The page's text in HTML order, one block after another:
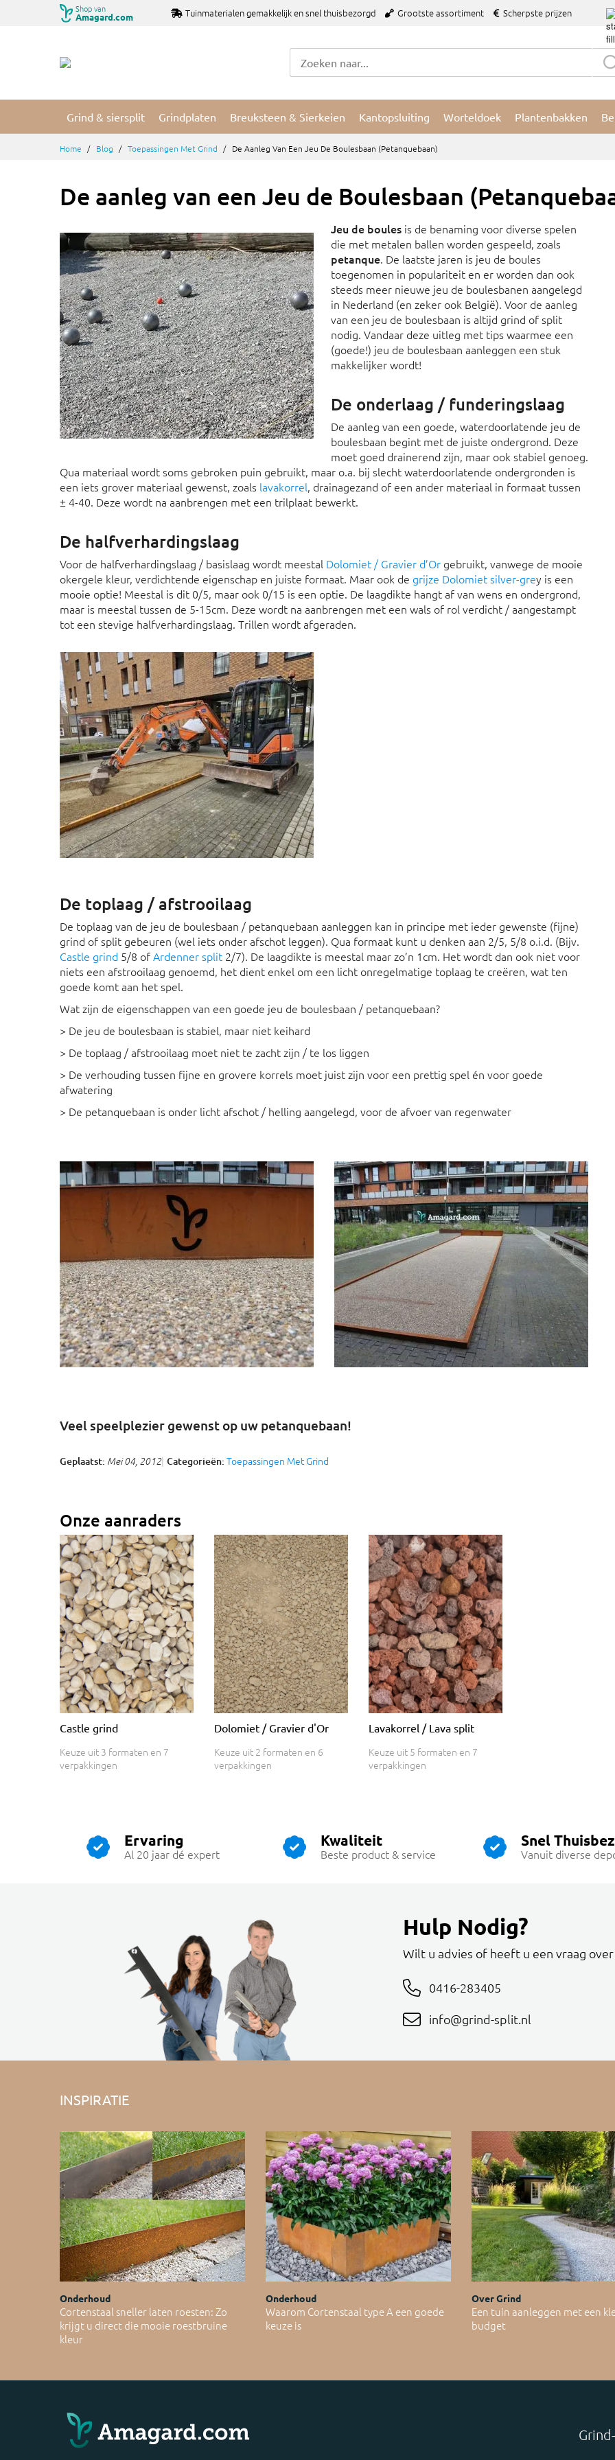
Shop van
Amagard.com Tuinmaterialen gemakkelijk en snel thuisbezorgd Grootste assortiment Scherpste prijzen
Grind & siersplit Grindplaten Breuksteen & Sierkeien Kantopsluiting Worteldoek Plantenbakken
Home Blog Toepassingen Met Grind De Aanleg Van Een Jeu De Boulesbaan (Petanquebaan)
De aanleg van een Jeu de Boulesbaan
Jeu de boules is de benaming voor diverse spelen
die met metalen ballen worden gespeeld, zoals
petanque. De laatste jaren is jeu de boules
toegenomen in populariteit en er worden dan ook
steeds meer nieuwe jeu de boulesbanen aangelegd
in Nederland (en zeker ook België). Voor de aanleg
van een jeu de boulesbaan is altijd grind of split
nodig. Vandaar deze uitleg met tips waarmee een
(goede!) jeu de boulesbaan aanleggen een stuk
makkelijker wordt!
De onderlaag / funderingslaag
De aanleg van een goede, waterdoorlatende jeu de
boulesbaan begint met de juiste ondergrond. Deze
moet goed drainerend zijn, maar ook stabiel genoeg.
Qua materiaal wordt soms gebroken puin gebruikt, maar o.a. bij slecht waterdoorlatende ondergronden is
een iets grover materiaal gewenst, zoals lavakorrel, drainagezand of een ander materiaal in formaat tussen
± 4-40. Deze wordt na aanbrengen met een trilplaat bewerkt.
De halfverhardingslaag
Voor de halfverhardingslaag / basislaag wordt meestal Dolomiet / Gravier d’Or gebruikt, vanwege de mooie
okergele kleur, verdichtende eigenschap en juiste formaat. Maar ook de grijze Dolomiet silver-grey is een
mooie optie! Meestal is dit 0/5, maar ook 0/15 is een optie. De laagdikte hangt af van wens en ondergrond,
maar is meestal tussen de 5-15cm. Deze wordt na aanbrengen met een wals of rol verdicht / aangestampt
tot een stevige halfverhardingslaag. Trillen wordt afgeraden.
De toplaag / afstrooilaag
De toplaag van de jeu de boulesbaan / petanquebaan aanleggen kan in principe met ieder gewenste (fijne)
grind of split gebeuren (wel iets onder afschot leggen). Qua formaat kunt u denken aan 2/5, 5/8 o.i.d. (Bijv.
Castle grind 5/8 ofArdenner split 2/7). De laagdikte is meestal maar zo’n 1cm. Het wordt dan ook niet voor
niets een afstrooilaag genoemd, het dient enkel om een licht onregelmatige toplaag te creëren, wat ten
goede komt aan het spel.
Wat zijn de eigenschappen van een goede jeu de boulesbaan / petanquebaan?
> De jeu de boulesbaan is stabiel, maar niet keihard
> De toplaag / afstrooilaag moet niet te zacht zijn / te los liggen
> De verhouding tussen fijne en grovere korrels moet juist zijn voor een prettig spel én voor goede
afwatering
> De petanquebaan is onder licht afschot / helling aangelegd, voor de afvoer van regenwater
Veel speelplezier gewenst op uw petanquebaan!
Geplaatst: Mei 04, 2012 Categorieën: Toepassingen Met Grind
Onze aanraders
Castle grind
Keuze uit 3 formaten en 7
verpakkingen
Dolomiet / Gravier d'Or
Keuze uit 2 formaten en 6
verpakkingen
Lavakorrel / Lava split
Keuze uit 5 formaten en 7
verpakkingen
Ervaring
Al 20 jaar dé expert
Kwaliteit
Beste product & service
Snel
Vanuit diverse
Hulp Nodig?
Wilt u advies of heeft u een vraag
0416-283405
info@grind-split.nl
INSPIRATIE
Onderhoud
Cortenstaal sneller laten roesten: Zo
krijgt u direct die mooie roestbruine
kleur
Onderhoud
Waarom Cortenstaal type A een goede
keuze is
Over Grind
Een tuin aanleggen met een
budget